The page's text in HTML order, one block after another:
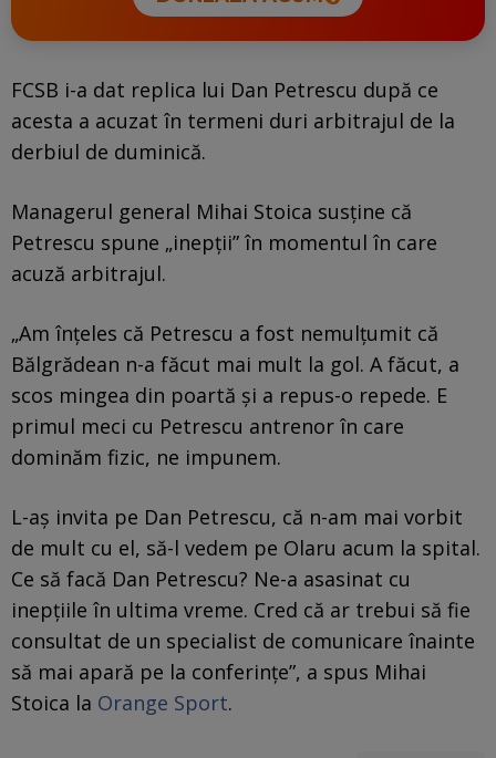
FCSB i-a dat replica lui Dan Petrescu după ce
acesta a acuzat în termeni duri arbitrajul de la
derbiul de duminică.
Managerul general Mihai Stoica susține că
Petrescu spune „inepții” în momentul în care
acuză arbitrajul.
„Am înţeles că Petrescu a fost nemulţumit că
Bălgrădean n-a făcut mai mult la gol. A făcut, a
scos mingea din poartă şi a repus-o repede. E
primul meci cu Petrescu antrenor în care
dominăm fizic, ne impunem.
L-aş invita pe Dan Petrescu, că n-am mai vorbit
de mult cu el, să-l vedem pe Olaru acum la spital.
Ce să facă Dan Petrescu? Ne-a asasinat cu
inepţiile în ultima vreme. Cred că ar trebui să fie
consultat de un specialist de comunicare înainte
să mai apară pe la conferinţe”, a spus Mihai
Stoica la Orange Sport.